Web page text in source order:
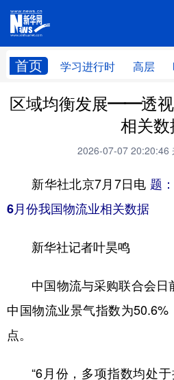
首页 学习进行时 高层
网站地
学习进行时 高层
财经
科技 科创
文化 书画
访谈 视频
食品 人居
区域均衡发展——透视
相关数
2026-07-07 20:20:46
新华社北京7月7日电 题
6月份我国物流业相关数据
新华社记者叶昊鸣
中国物流与采购联合会日
中国物流业景气指数为50.6%
点。
“6月份，多项指数均处于